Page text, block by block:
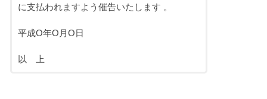
に支払われますよう催告いたします 。
平成Ο年Ο月Ο日
以 上